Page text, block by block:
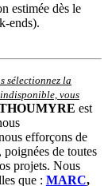
estimée dès le
ends).
sélectionnez la
vous
est
efforçons de
de toutes
projets. Nous
que : MARC,